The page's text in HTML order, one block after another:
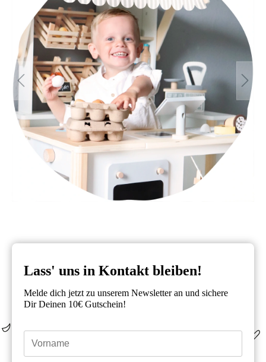
Lass' uns in Kontakt bleiben!
Melde dich jetzt zu unserem Newsletter an und sichere
Dir Deinen 10€ Gutschein!